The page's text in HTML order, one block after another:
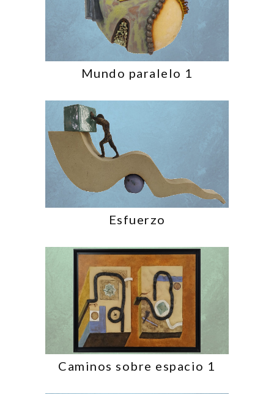
Mundo paralelo 1
Esfuerzo
Caminos sobre espacio 1